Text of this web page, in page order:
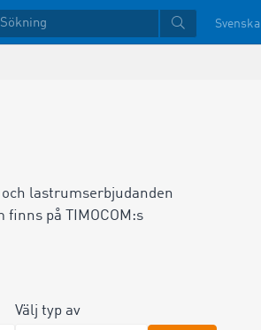
Svenska
lastrumserbjudanden
på TIMOCOM:s
Välj typ av